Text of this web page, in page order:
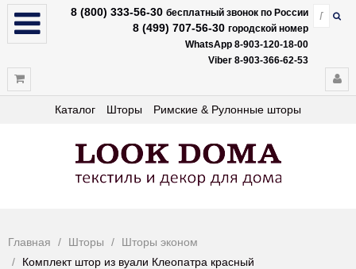
8 (800) 333-56-30 бесплатный звонок по России
8 (499) 707-56-30 городской номер
WhatsApp 8-903-120-18-00
Viber 8-903-366-62-53
Каталог Шторы Римские & Рулонные шторы
Главная Шторы
Шторы эконом
Комплект штор из вуали Клеопатра красный